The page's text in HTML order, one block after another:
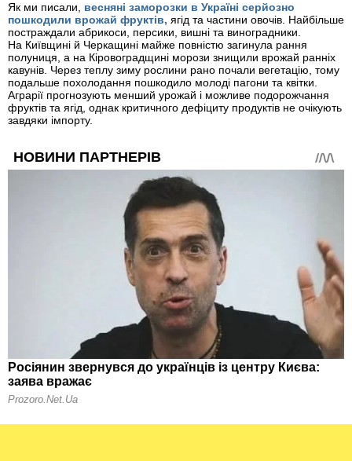
Як ми писали, весняні заморозки в Україні серйозно
пошкодили врожай фруктів, ягід та частини овочів. Найбільше
постраждали абрикоси, персики, вишні та виноградники.
На Київщині й Черкащині майже повністю загинула рання
полуниця, а на Кіровоградщині морози знищили врожай ранніх
кавунів. Через теплу зиму рослини рано почали вегетацію, тому
подальше похолодання пошкодило молоді пагони та квітки.
Аграрії прогнозують менший урожай і можливе подорожчання
фруктів та ягід, однак критичного дефіциту продуктів не очікують
завдяки імпорту.